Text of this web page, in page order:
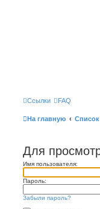
Ссылки FAQ
На главную
Для
Имя пользователя:
Пароль:
Забыли пароль?